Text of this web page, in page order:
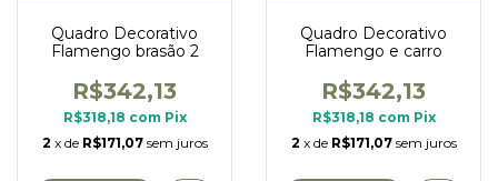
Quadro Decorativo
Flamengo brasão 2
R$342,13
R$318,18 com Pix
2 x de R$171,07 sem juros
Quadro Decorativo
Flamengo e carro
R$342,13
R$318,18 com Pix
2 x de R$171,07 sem juros